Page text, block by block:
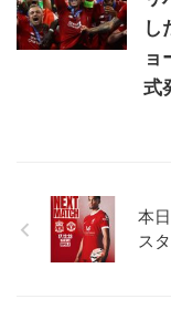
し
ョ
式
本
ス